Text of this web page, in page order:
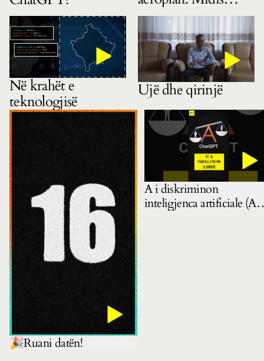
gëzimit dhe
pasigurisë
Në krahët e
teknologjisë
Ujë dhe qirinjë
🎉Ruani datën!
A i diskriminon
inteligjenca artificiale (AI)